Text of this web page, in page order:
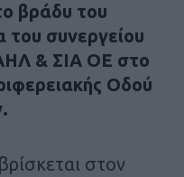
βράδυ του
του συνεργείου
& ΣΙΑ ΟΕ στο
Οδού
στον